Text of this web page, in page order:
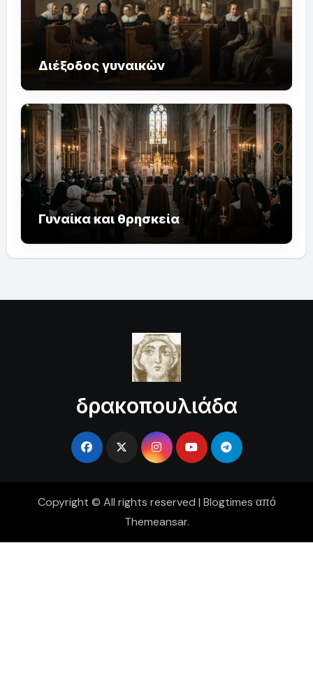
Διέξοδος γυναικών
Γυναίκα και θρησκεία
δρακοπουλιάδα
Copyright © All rights reserved | Blogtimes από
Themeansar.